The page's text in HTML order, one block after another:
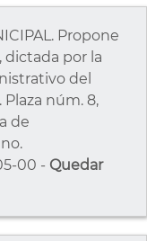
Propone
dictada por la
del
núm. 8,
de
00 - Quedar